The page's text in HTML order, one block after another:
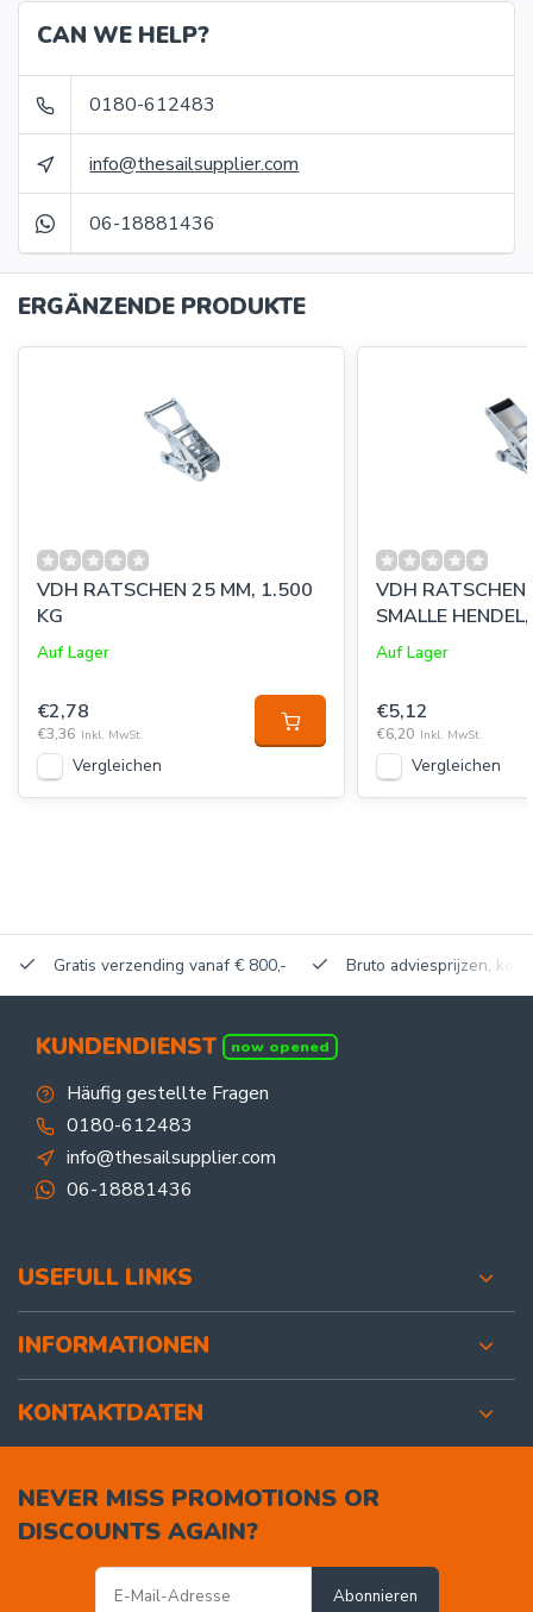
CAN WE HELP?
0180-612483
info@thesailsupplier.com
06-18881436
ERGÄNZENDE PRODUKTE
VDH RATSCHEN 25 MM, 1.500
KG
Auf Lager
€2,78
€3,36 Inkl. MwSt.
Vergleichen
VDH
SMALLE
Auf Lager
€5,12
€6,20 Inkl. MwSt.
Vergleichen
Gratis verzending vanaf € 800,- Bruto adviesprijzen,
KUNDENDIENST now opened
Häufig gestellte Fragen
0180-612483
info@thesailsupplier.com
06-18881436
USEFULL LINKS
INFORMATIONEN
KONTAKTDATEN
NEVER MISS PROMOTIONS OR
DISCOUNTS AGAIN?
Abonnieren